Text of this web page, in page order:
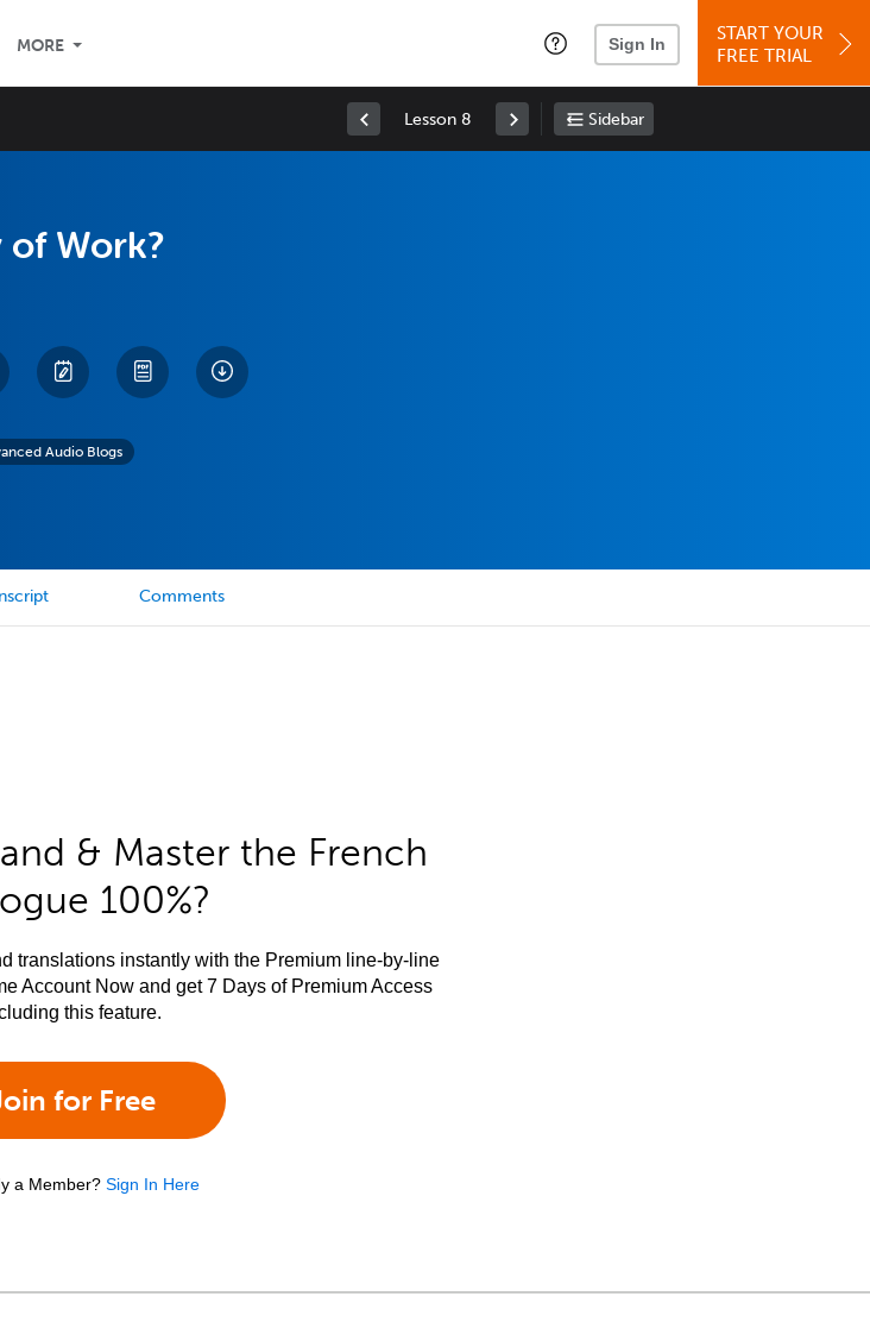
MORE Sign In
START YOUR
FREE TRIAL
Lesson 8 Sidebar
of Work?
Audio Blogs
Comments
& Master the French
100%?
translations instantly with the Premium line-by-line
Account Now and get 7 Days of Premium Access
this feature.
for Free
a Member? Sign In Here